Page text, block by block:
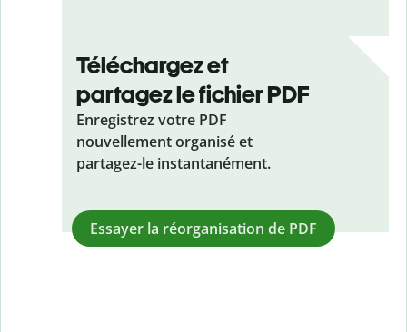
Téléchargez et
partagez le fichier PDF
Enregistrez votre PDF
nouvellement organisé et
partagez-le instantanément.
Essayer la réorganisation de PDF